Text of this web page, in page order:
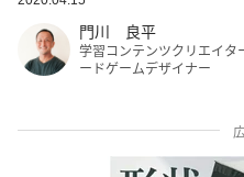
門川 良平
学習コンテンツクリエイタ
ードゲームデザイナー